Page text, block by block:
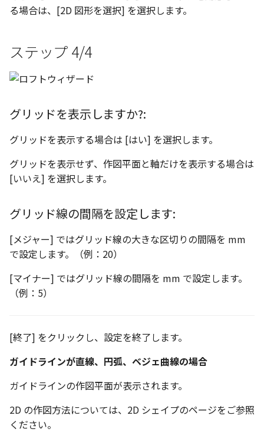
る場合は、[2D 図形を選択] を選択します。
ステップ 4/4
グリッドを表示しますか?:
グリッドを表示する場合は [はい] を選択します。
グリッドを表示せず、作図平面と軸だけを表示する場合は
[いいえ] を選択します。
グリッド線の間隔を設定します:
[メジャー] ではグリッド線の大きな区切りの間隔を mm
で設定します。（例：20）
[マイナー] ではグリッド線の間隔を mm で設定します。
（例：5）
[終了] をクリックし、設定を終了します。
ガイドラインが直線、円弧、ベジェ曲線の場合
ガイドラインの作図平面が表示されます。
2D の作図方法については、2D シェイプのページをご参照
ください。